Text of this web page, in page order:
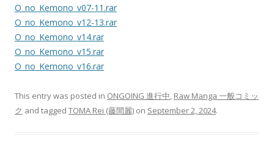
O_no_Kemono_v07-11.rar
O_no_Kemono_v12-13.rar
O_no_Kemono_v14.rar
O_no_Kemono_v15.rar
O_no_Kemono_v16.rar
This entry was posted in ONGOING 進行中, Raw Manga 一般コミッ
ク and tagged TOMA Rei (藤間麗) on September 2, 2024.